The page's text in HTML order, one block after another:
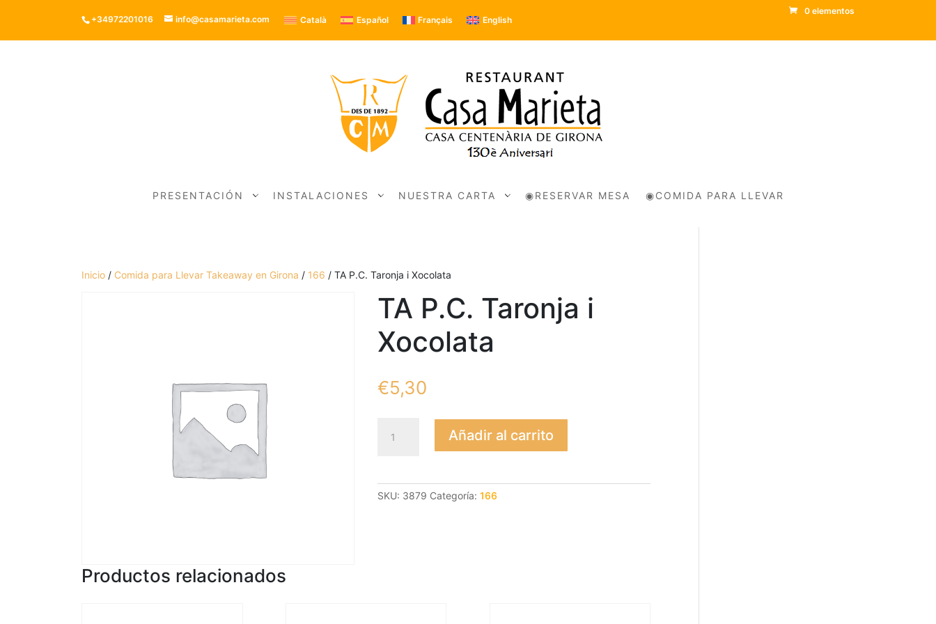
+34972201016 info@casamarieta.com Català Español Français English
0 elementos
PRESENTACIÓN INSTALACIONES NUESTRA CARTA ◉RESERVAR MESA ◉COMIDA PARA LLEVAR
Inicio / Comida para Llevar Takeaway en Girona / 166 / TA P.C. Taronja i Xocolata
TA P.C. Taronja i
Xocolata
€5,30
P.C.
Xocolata
cantidad
Añadir al carrito
SKU: 3879 Categoría: 166
Productos relacionados